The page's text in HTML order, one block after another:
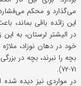
می‌گذارد و محکم می‌فشارد
در الیشتر لرستان، به
خود در دهان نوزاد،
۷۱-۷۲).
در مواردی نیز دیده